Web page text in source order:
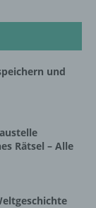
und
Rätsel – Alle
Weise,
werden